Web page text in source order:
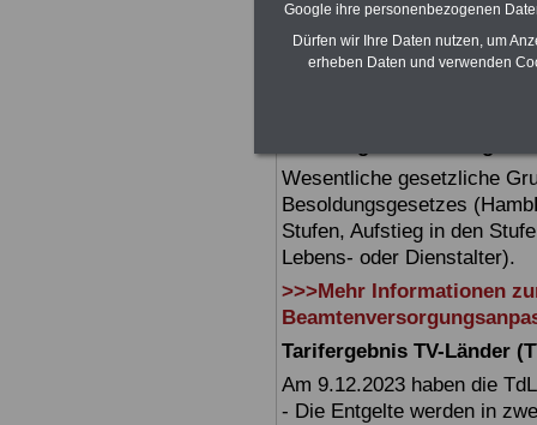
Besoldungsrecht und
Anwärter/innen
Wesentliche gesetzliche
Besoldungsgesetzes
Stufen, Aufstieg in den
Lebens- oder Dienstalter).
>>>Mehr Informationen
Tarifergebnis TV-Länder
Am 9.12.2023 haben die
- Die Entgelte werden in
Google ihre personenbezogenen
Dürfen wir Ihre Daten nutzen, um
erheben Daten und verwenden